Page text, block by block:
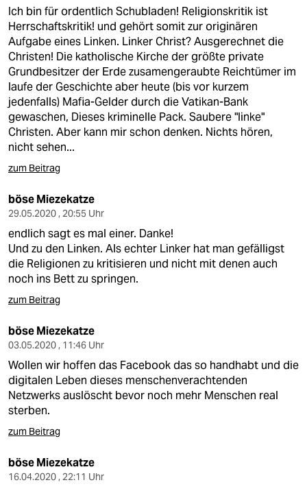
Ich bin für ordentlich Schubladen! Religionskritik ist
Herrschaftskritik! und gehört somit zur originären
Aufgabe eines Linken. Linker Christ? Ausgerechnet die
Christen! Die katholische Kirche der größte private
Grundbesitzer der Erde zusamengeraubte Reichtümer im
laufe der Geschichte aber heute (bis vor kurzem
jedenfalls) Mafia-Gelder durch die Vatikan-Bank
gewaschen, Dieses kriminelle Pack. Saubere "linke"
Christen. Aber kann mir schon denken. Nichts hören,
nicht sehen...
zum Beitrag
böse Miezekatze
29.05.2020 , 20:55 Uhr
endlich sagt es mal einer. Danke!
Und zu den Linken. Als echter Linker hat man gefälligst
die Religionen zu kritisieren und nicht mit denen auch
noch ins Bett zu springen.
zum Beitrag
böse Miezekatze
03.05.2020 , 11:46 Uhr
Wollen wir hoffen das Facebook das so handhabt und die
digitalen Leben dieses menschenverachtenden
Netzwerks auslöscht bevor noch mehr Menschen real
sterben.
zum Beitrag
böse Miezekatze
16.04.2020 , 22:11 Uhr